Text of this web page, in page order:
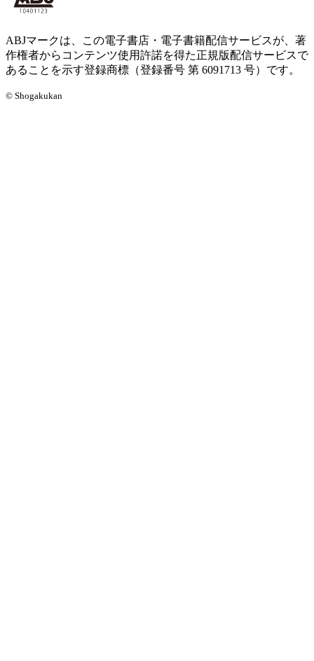
ABJマークは、この電子書店・電子書籍配信サービスが、著
作権者からコンテンツ使用許諾を得た正規版配信サービスで
あることを示す登録商標（登録番号 第 6091713 号）です。
© Shogakukan